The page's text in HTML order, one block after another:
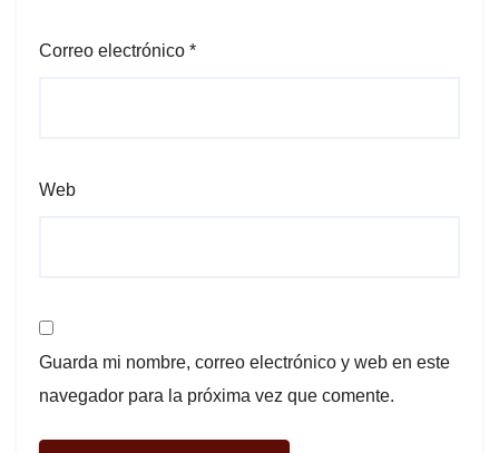
Correo electrónico *
Web
Guarda mi nombre, correo electrónico y web en este
navegador para la próxima vez que comente.